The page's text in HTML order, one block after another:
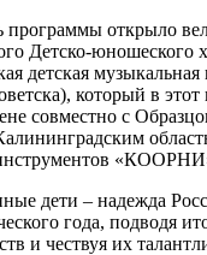
открыло
Детско-юношеского
детская
который в
совместно с
дети – надежда
года, подводя
и чествуя их